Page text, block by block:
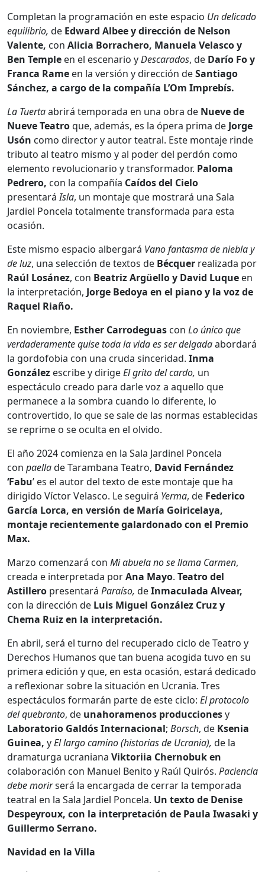
Completan la programación en este espacio Un delicado
equilibrio, de Edward Albee y dirección de Nelson
Valente, con Alicia Borrachero, Manuela Velasco y
Ben Temple en el escenario yDescarados, de Darío Fo y
Franca Rame en la versión y dirección deSantiago
Sánchez, a cargo de la compañía L’Om Imprebís.
La Tuertaabrirá temporada en una obra de Nueve de
Nueve Teatroque, además, es la ópera prima de Jorge
Usón como director y autor teatral. Este montaje rinde
tributo al teatro mismo y al poder del perdón como
elemento revolucionario y transformador. Paloma
Pedrero, con la compañía Caídos del Cielo
presentaráIsla, un montaje que mostrará una Sala
Jardiel Poncela totalmente transformada para esta
ocasión.
Este mismo espacio albergará Vano fantasma de niebla y
de luz, una selección de textos de Bécquer realizada por
Raúl Losánez, con Beatriz Argüello y David Luque en
la interpretación, Jorge Bedoya en el piano y la voz de
Raquel Riaño.
En noviembre, Esther Carrodeguas con Lo único que
verdaderamente quise toda la vida es ser delgadaabordará
la gordofobia con una cruda sinceridad. Inma
González escribe y dirigeEl grito del cardo, un
espectáculo creado para darle voz a aquello que
permanece a la sombra cuando lo diferente, lo
controvertido, lo que se sale de las normas establecidas
se reprime o se oculta en el olvido.
El año 2024 comienza en la Sala Jardinel Poncela
con paellade Tarambana Teatro, David Fernández
‘Fabu’ es el autor del texto de este montaje que ha
dirigido Víctor Velasco. Le seguirá Yerma, de Federico
García Lorca, en versión de María Goiricelaya,
montaje recientemente galardonado con el Premio
Max.
Marzo comenzará con Mi abuela no se llama Carmen,
creada e interpretada porAna Mayo. Teatro del
Astillero presentará Paraíso, deInmaculada Alvear,
con la dirección de Luis Miguel González Cruz y
Chema Ruiz en la interpretación.
En abril, será el turno del recuperado ciclo de Teatro y
Derechos Humanos que tan buena acogida tuvo en su
primera edición y que, en esta ocasión, estará dedicado
a reflexionar sobre la situación en Ucrania. Tres
espectáculos formarán parte de este ciclo: El protocolo
del quebranto, de unahoramenos produccionesy
Laboratorio Galdós Internacional; Borsch, de Ksenia
Guinea, yEl largo camino(historias de Ucrania), de la
dramaturga ucraniana Viktoriia Chernobuk en
colaboración con Manuel Benito y Raúl Quirós. Paciencia
debe morirserá la encargada de cerrar la temporada
teatral en la Sala Jardiel Poncela. Un texto de Denise
Despeyroux, con la interpretación de Paula Iwasaki y
Guillermo Serrano.
Navidad en la Villa